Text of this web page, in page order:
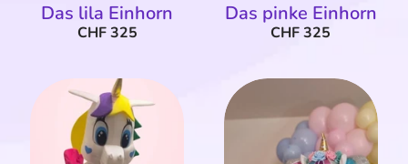
Das lila Einhorn
CHF 325
Das pinke Einhorn
CHF 325